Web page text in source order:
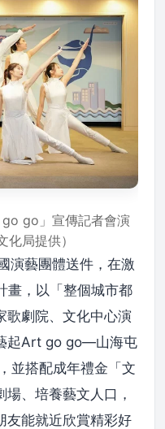
go」宣傳記者會演
化局提供）
演藝團體送件，在激
畫，以「整個城市都
歌劇院、文化中心演
起Art go go—山海屯
並搭配成年禮金「文
、培養藝文人口，
友能就近欣賞精彩好